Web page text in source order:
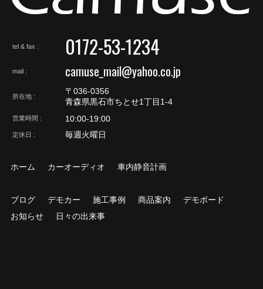
tel & fax 0172-53-1234
mail camuse_mail@yahoo.co.jp
所在地
〒036-0356
青森県黒石市ちとせ1丁目1-4
営業時間 10:00-19:00
定休日 毎週火曜日
ホーム カーオーディオ 車内静音計画
ブログ デモカー 施工事例 商品案内
デモボード
お知らせ
日々の出来事